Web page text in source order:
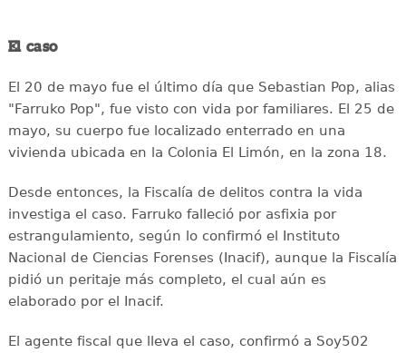
El caso
El 20 de mayo fue el último día que Sebastian Pop, alias
"Farruko Pop", fue visto con vida por familiares. El 25 de
mayo, su cuerpo fue localizado enterrado en una
vivienda ubicada en la Colonia El Limón, en la zona 18.
Desde entonces, la Fiscalía de delitos contra la vida
investiga el caso. Farruko falleció por asfixia por
estrangulamiento, según lo confirmó el Instituto
Nacional de Ciencias Forenses (Inacif), aunque la Fiscalía
pidió un peritaje más completo, el cual aún es
elaborado por el Inacif.
El agente fiscal que lleva el caso, confirmó a Soy502